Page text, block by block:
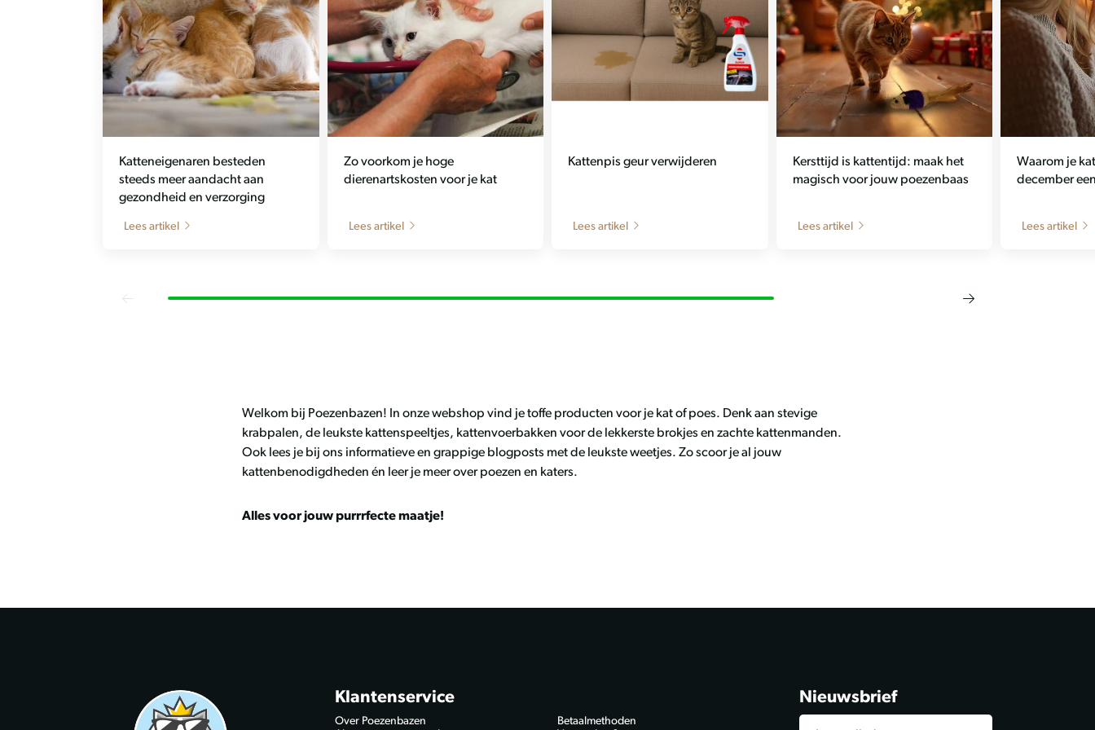
Katteneigenaren besteden
steeds meer aandacht aan
gezondheid en verzorging
Lees artikel
Zo voorkom je hoge
dierenartskosten voor je kat
Lees artikel
Kattenpis geur verwijderen
Lees artikel
Kersttijd is kattentijd: maak het
magisch voor jouw poezenbaas
Lees artikel
Waarom je
december
Lees artikel
Welkom bij Poezenbazen! In onze webshop vind je toffe producten voor je kat of poes. Denk aan stevige
krabpalen, de leukste kattenspeeltjes, kattenvoerbakken voor de lekkerste brokjes en zachte kattenmanden.
Ook lees je bij ons informatieve en grappige blogposts met de leukste weetjes. Zo scoor je al jouw
kattenbenodigdheden én leer je meer over poezen en katers.
Alles voor jouw purrrfecte maatje!
Klantenservice
Over Poezenbazen
Betaalmethoden
Nieuwsbrief